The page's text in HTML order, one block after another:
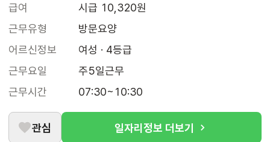
급여
시급 10,320원
근무유형
방문요양
어르신정보
여성 · 4등급
근무요일
주5일근무
근무시간
07:30~10:30
관심 일자리정보 더보기